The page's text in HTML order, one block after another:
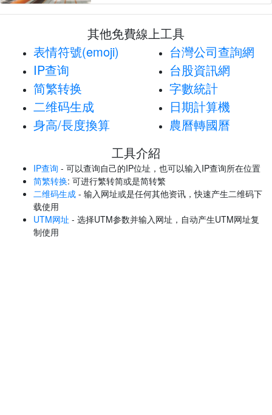
其他免費線上工具
表情符號(emoji)
IP查询
简繁转换
二维码生成
身高/長度換算
台灣公司查詢網
台股資訊網
字數統計
日期計算機
農曆轉國曆
工具介紹
IP查询 - 可以查询自己的IP位址，也可以输入IP查询所在位置
简繁转换: 可进行繁转简或是简转繁
二维码生成 - 输入网址或是任何其他资讯，快速产生二维码下
载使用
UTM网址 - 选择UTM参数并输入网址，自动产生UTM网址复
制使用